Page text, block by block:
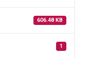
606.48 KB
1